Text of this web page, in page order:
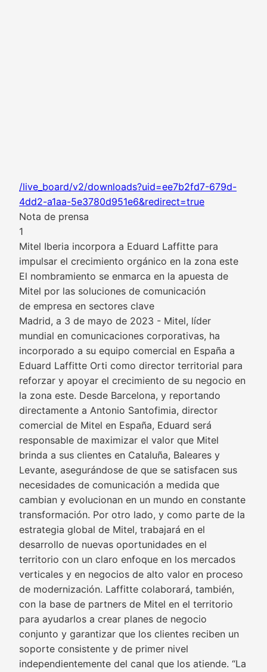
/live_board/v2/downloads?uid=ee7b2fd7-679d-
4dd2-a1aa-5e3780d951e6&redirect=true
Nota de prensa
1
Mitel Iberia incorpora a Eduard Laffitte para
impulsar el crecimiento orgánico en la zona este
El nombramiento se enmarca en la apuesta de
Mitel por las soluciones de comunicación
de empresa en sectores clave
Madrid, a 3 de mayo de 2023 - Mitel, líder
mundial en comunicaciones corporativas, ha
incorporado a su equipo comercial en España a
Eduard Laffitte Orti como director territorial para
reforzar y apoyar el crecimiento de su negocio en
la zona este. Desde Barcelona, y reportando
directamente a Antonio Santofimia, director
comercial de Mitel en España, Eduard será
responsable de maximizar el valor que Mitel
brinda a sus clientes en Cataluña, Baleares y
Levante, asegurándose de que se satisfacen sus
necesidades de comunicación a medida que
cambian y evolucionan en un mundo en constante
transformación. Por otro lado, y como parte de la
estrategia global de Mitel, trabajará en el
desarrollo de nuevas oportunidades en el
territorio con un claro enfoque en los mercados
verticales y en negocios de alto valor en proceso
de modernización. Laffitte colaborará, también,
con la base de partners de Mitel en el territorio
para ayudarlos a crear planes de negocio
conjunto y garantizar que los clientes reciben un
soporte consistente y de primer nivel
independientemente del canal que los atiende. “La